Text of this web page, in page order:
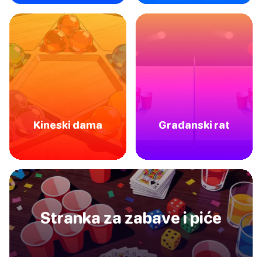
Kineski dama Građanski rat
Stranka za zabave i piće